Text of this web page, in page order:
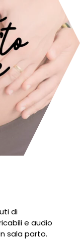
di
e audio
sala parto.